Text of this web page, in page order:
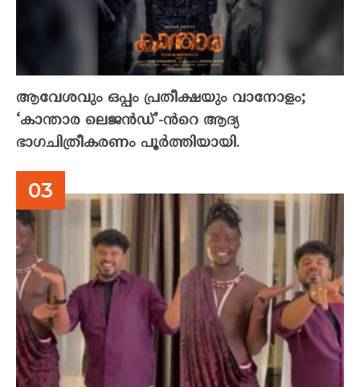
ആവേശവും ഒപ്പം പ്രതീക്ഷയും വാനോളം;
‘കാന്താര ലെജൻഡ്’-ൻറെ ആദ്യ
ഭാഗചിത്രീകരണം പൂർത്തിയായി.